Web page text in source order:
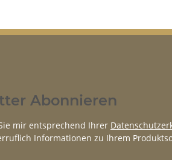
Abonnieren
mir entsprechend Ihrer
Informationen zu Ihrem